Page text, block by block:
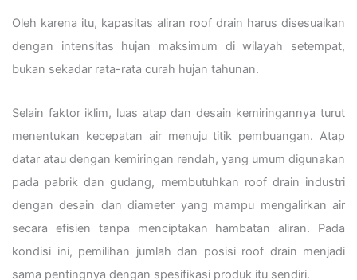
Oleh karena itu, kapasitas aliran roof drain harus disesuaikan
dengan intensitas hujan maksimum di wilayah setempat,
bukan sekadar rata-rata curah hujan tahunan.
Selain faktor iklim, luas atap dan desain kemiringannya turut
menentukan kecepatan air menuju titik pembuangan. Atap
datar atau dengan kemiringan rendah, yang umum digunakan
pada pabrik dan gudang, membutuhkan roof drain industri
dengan desain dan diameter yang mampu mengalirkan air
secara efisien tanpa menciptakan hambatan aliran. Pada
kondisi ini, pemilihan jumlah dan posisi roof drain menjadi
sama pentingnya dengan spesifikasi produk itu sendiri.